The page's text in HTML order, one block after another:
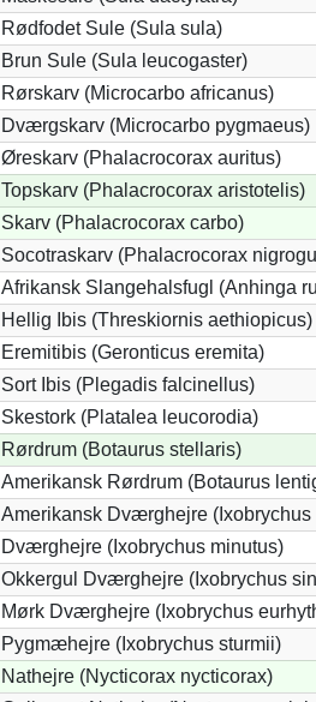
Rødfodet Sule (Sula sula)
Brun Sule (Sula leucogaster)
Rørskarv (Microcarbo africanus)
Dværgskarv (Microcarbo pygmaeus)
Øreskarv (Phalacrocorax auritus)
Topskarv (Phalacrocorax aristotelis)
Skarv (Phalacrocorax carbo)
Socotraskarv (Phalacrocorax
Afrikansk Slangehalsfugl (Anhinga
Hellig Ibis (Threskiornis aethiopicus)
Eremitibis (Geronticus eremita)
Sort Ibis (Plegadis falcinellus)
Skestork (Platalea leucorodia)
Rørdrum (Botaurus stellaris)
Amerikansk Rørdrum (Botaurus
Amerikansk Dværghejre (Ixobrychus
Dværghejre (Ixobrychus minutus)
Okkergul Dværghejre (Ixobrychus
Mørk Dværghejre (Ixobrychus
Pygmæhejre (Ixobrychus sturmii)
Nathejre (Nycticorax nycticorax)